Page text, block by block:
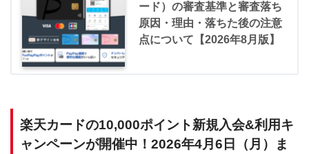
ード）の審査基準と審査落ち
原因・理由・落ちた後の注意
点について【2026年8月版】
楽天カードの10,000ポイント新規入会&利用キ
ャンペーンが開催中！2026年4月6日（月）ま